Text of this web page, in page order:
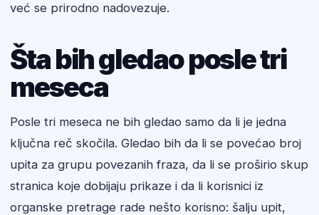
već se prirodno nadovezuje.
Šta bih gledao posle tri
meseca
Posle tri meseca ne bih gledao samo da li je jedna
ključna reč skočila. Gledao bih da li se povećao broj
upita za grupu povezanih fraza, da li se proširio skup
stranica koje dobijaju prikaze i da li korisnici iz
organske pretrage rade nešto korisno: šalju upit,